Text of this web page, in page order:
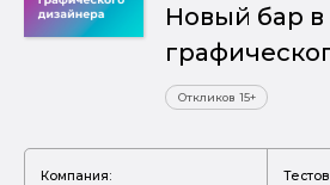
Новый бар
Откликов 15+
Компания: